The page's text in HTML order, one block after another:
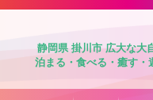
静岡県 掛川市 広大な大
泊まる・食べる・癒す・